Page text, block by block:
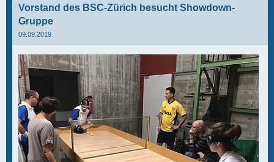
Vorstand des BSC-Zürich besucht Showdown-
Gruppe
09.09.2019